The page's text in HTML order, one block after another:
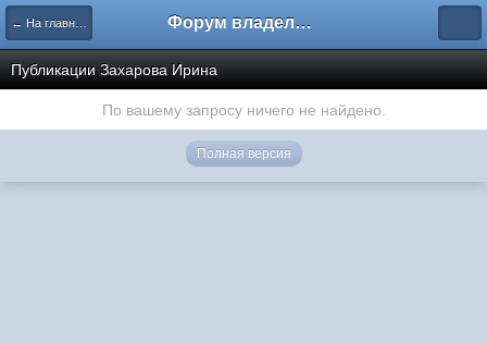
← На главную Форум владельцев интернет-магазинов
Публикации Захарова Ирина
По вашему запросу ничего не найдено.
Полная версия